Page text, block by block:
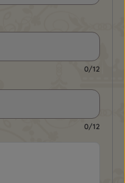
0/12
0/12